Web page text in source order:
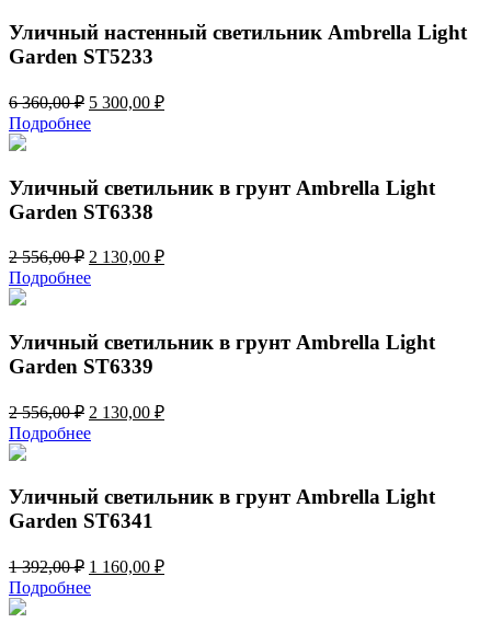
360,00 ₽.
Уличный настенный светильник Ambrella Light
Garden ST5233
6 360,00₽ Первоначальная
цена
составляла
360,00 ₽.
5 300,00 ₽Текущая
Подробнее
Уличный светильник в грунт Ambrella Light
Garden ST6338
2 556,00₽ Первоначальная
цена
составляла
556,00 ₽.
2 130,00 ₽Текущая
Подробнее
Уличный светильник в грунт Ambrella Light
Garden ST6339
2 556,00₽ Первоначальная
цена
составляла
556,00 ₽.
2 130,00 ₽Текущая
Подробнее
Уличный светильник в грунт Ambrella Light
Garden ST6341
1 392,00₽ Первоначальная
цена
составляла
1 160,00 ₽Текущая
Подробнее